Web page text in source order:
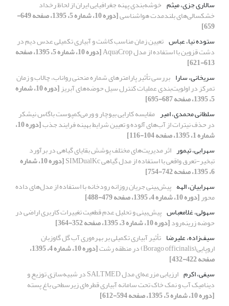
سالاری جزی، میثم خوشه‌بندی پهنه جغرافیایی ایران از لحاظ رخداد
خشکسالی‌های بلند‌مدت هواشناسی [دوره 10، شماره 5، 1395، صفحه 649-
659]
ستوده ‏نیا، عباس تعیین زمان مناسب کاشت و آبیاری تکمیلی عدس دیم در
دشت قزوین با استفاده از مدل AquaCrop [دوره 10، شماره 5، 1395، صفحه
613-621]
سریخانی، سارا بررسی تأثیر پارامترهای شماره منحنی رواناب، چالاب و زمان
تمرکز در اولویت‌‌بندی عملیات کنترل سیل حوضه‌‌های آبریز [دوره 10، شماره
5، 1395، صفحه 687-695]
سلطانی محمدی، امیر مقایسه کارایی بیوچار و ورمی‌کمپوست باگاس نیشکر
در حذف نیترات از آب‌های آلوده و تعیین شرایط بهینه فرایند جذب [دوره 10،
شماره 1، 1395، صفحه 104-116]
سهرابی، تیمور اثر مدیریت‌های مختلف پوشش بقایای گیاهی در برآورد
تبخیر-تعرق واقعی با استفاده از مدل گیاهی SIMDualKc [دوره 10، شماره
6، 1395، صفحه 742-754]
سهرابیان، الهه پیش‌بینی جریان روزانه رودخانه با استفاده از مدل‌های داده
محور[دوره 10، شماره 4، 1395، صفحه 479-488]
سهولی، غلامعباس پیش‌بینی و تحلیل عدم قطعیت تغییرات کاربری اراضی در
حوضه زرینه‌رود[دوره 10، شماره 3، 1395، صفحه 352-364]
سیف‌زاده، علیرضا تأثیر آبیاری تکمیلی بر بهره‌وری آب گل گاوزبان
اروپایی(Borago officinalis) در منطقه رشت [دوره 10، شماره 4، 1395،
صفحه 422-432]
سیفی، اکرم
ارزیابی مزرعه‌ای مدل SALTMED در شبیه‌سازی توزیع و
دینامیک آب و نمک خاک تحت سامانه آبیاری قطره‌ای زیرسطحی باغ پسته
[دوره 10، شماره 5، 1395، صفحه 594-612]